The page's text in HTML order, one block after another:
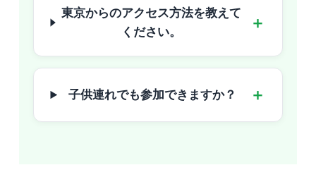
東京からのアクセス方法を教えて
ください。
＋
子供連れでも参加できますか？ ＋